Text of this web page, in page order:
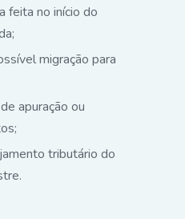
feita no início do
migração para
apuração ou
tributário do